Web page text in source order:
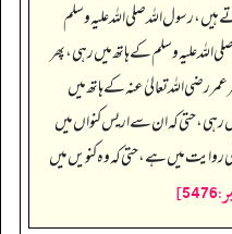
رسول اللہ صلی اللہ علیہ وسلم
علیہ وسلم کے ہاتھ میں رہی، پھر
رضی اللہ تعالیٰ عنہ کے ہاتھ میں
رہی، حتی کہ ان سے اریس کنواں میں
کی روایت میں ہے، حتی کہ وہ کنویں میں